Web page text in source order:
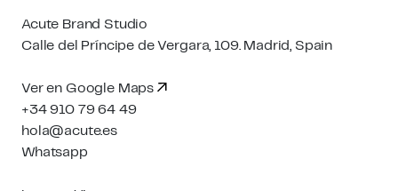
Acute Brand Studio
Calle del Príncipe de Vergara, 109. Madrid, Spain
Ver en Google Maps
+34 910 79 64 49
hola@acute.es
Whatsapp